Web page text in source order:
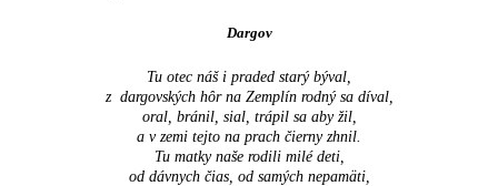
Dargov
Tu otec náš i praded starý býval,
z dargovských hôr na Zemplín rodný sa díval,
oral, bránil, sial, trápil sa aby žil,
a v zemi tejto na prach čierny zhnil.
Tu matky naše rodili milé deti,
od dávnych čias, od samých nepamäti,